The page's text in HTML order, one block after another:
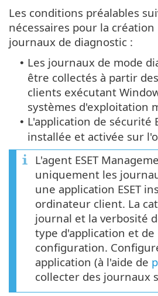
Les conditions préalables
nécessaires pour la création
journaux de diagnostic :
• Les journaux de mode
être collectés à partir
clients exécutant
systèmes d'exploitation
• L'application de sécurité
installée et activée sur
L'agent ESET
uniquement les
une application ESET
ordinateur client. La
journal et la verbosité
type d'application et de
configuration.
application (à l'aide de
collecter des journaux